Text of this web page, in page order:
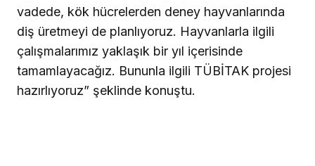
vadede, kök hücrelerden deney hayvanlarında
diş üretmeyi de planlıyoruz. Hayvanlarla ilgili
çalışmalarımız yaklaşık bir yıl içerisinde
tamamlayacağız. Bununla ilgili TÜBİTAK projesi
hazırlıyoruz” şeklinde konuştu.